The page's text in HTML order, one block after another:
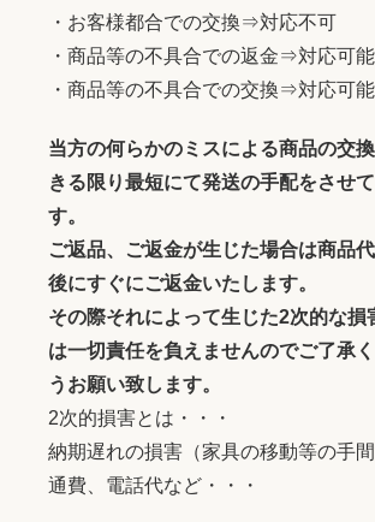
・お客様都合での交換⇒対応不可
・商品等の不具合での返金⇒対応可能
・商品等の不具合での交換⇒対応可能
当方の何らかのミスによる商品の交
きる限り最短にて発送の手配をさせ
す。
ご返品、ご返金が生じた場合は商品
後にすぐにご返金いたします。
その際それによって生じた2次的な損
は一切責任を負えませんのでご了承
うお願い致します。
2次的損害とは・・・
納期遅れの損害（家具の移動等の手
通費、電話代など・・・